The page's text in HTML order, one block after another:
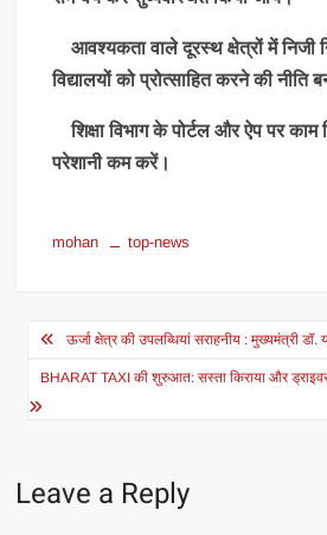
आवश्यकता वाले दूरस्थ क्षेत्रों में निजी
विद्यालयों को प्रोत्साहित करने की नीति
शिक्षा विभाग के पोर्टल और ऐप पर काम
परेशानी कम करें।
mohan top-news
Post
navigation
ऊर्जा क्षेत्र की उपलब्धियां सराहनीय : मुख्यमंत्री डॉ.
BHARAT TAXI की शुरुआत: सस्ता किराया और
Leave a Reply